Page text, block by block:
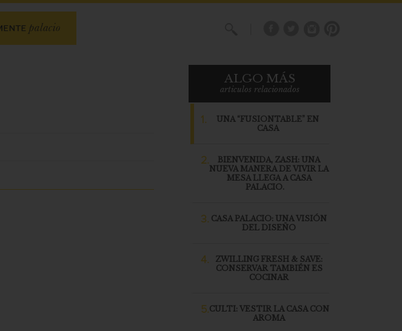
ALGO MÁS
articulos relacionados
1.
UNA “FUSIONTABLE” EN
CASA
2.
BIENVENIDA, ZASH: UNA
NUEVA MANERA DE VIVIR LA
MESA LLEGA A CASA
PALACIO.
3. CASA PALACIO: UNA VISIÓN
DEL DISEÑO
4.
ZWILLING FRESH & SAVE:
CONSERVAR TAMBIÉN ES
COCINAR
5.CULTI: VESTIR LA CASA CON
AROMA